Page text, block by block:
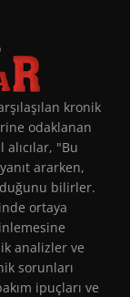
kronik
odaklanan
"Bu
ararken,
bilirler.
ortaya
analizler ve
sorunları
ipuçları ve